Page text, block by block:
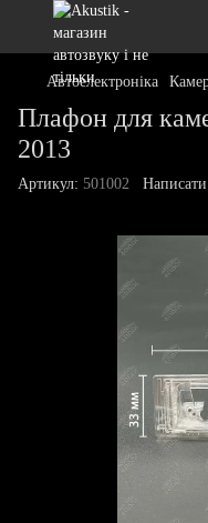
Автоелектроніка
Плафон для
2013
Артикул: 501002 Написати